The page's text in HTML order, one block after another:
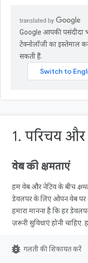
Google आपकी पसंदीदा
टेक्नोलॉजी का इस्तेमाल
सकती हैं.
1. परिचय
वेब की क्षमताएं
हम वेब और नेटिव के बीच
डेवलपर के लिए ओपन वेब पर
हमारा मानना है कि हर
ज़रूरी सुविधाएं होनी चाहिए.
हालांकि, कुछ ऐसी सुविधाएं
वेब ऐप्लिकेशन के लिए
bug_report गलती की शिकायत करें